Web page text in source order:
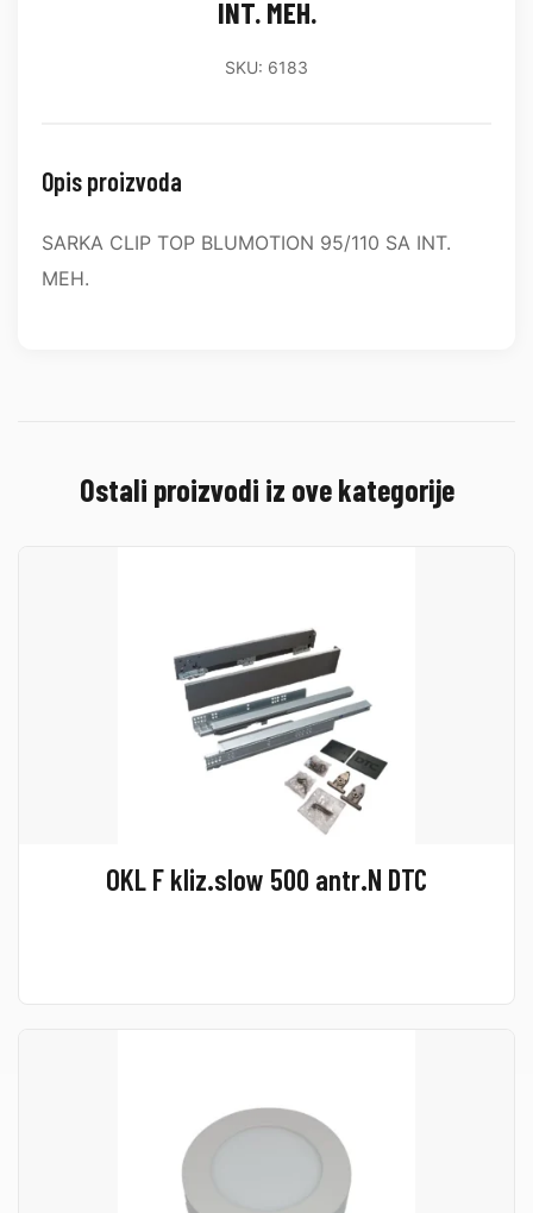
INT. MEH.
SKU: 6183
Opis proizvoda
SARKA CLIP TOP BLUMOTION 95/110 SA INT.
MEH.
Ostali proizvodi iz ove kategorije
OKL F kliz.slow 500 antr.N DTC